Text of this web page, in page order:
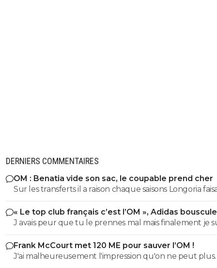
DERNIERS COMMENTAIRES
OM : Benatia vide son sac, le coupable prend cher
Sur les transferts il a raison chaque saisons Longoria
15/16 joueurs avec son poto ribalta benatia etait pas
om a l époque. En plus Longoria faisait ses agents amis
toucher sur les transferts sur l achat de tocard qui
pas quitter l'OM. Oui tout le monde voyait arriver des
joueurs tout le monde etait content mais les dessous
transferts personne ne se posaient les questions
« Le top club français c’est l’OM », Adidas
PSG
J avais peur que tu le prennes mal mais finalement je
content que tu le prennes comme ça Raymond Q et
plus, ça reste dans la lignée de ta condescendance
con, bravo à toi.
Frank McCourt met 120 ME pour sauver l’OM !
J'ai malheureusement l'impression qu'on ne peut plus